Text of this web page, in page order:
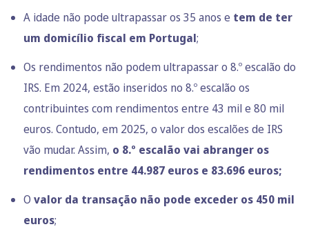
A idade não pode ultrapassar os 35 anos e tem de ter
um domicílio fiscal em Portugal;
Os rendimentos não podem ultrapassar o 8.º escalão do
IRS. Em 2024, estão inseridos no 8.º escalão os
contribuintes com rendimentos entre 43 mil e 80 mil
euros. Contudo, em 2025, o valor dos escalões de IRS
vão mudar. Assim, o 8.º escalão vai abranger os
rendimentos entre 44.987 euros e 83.696 euros;
O valor da transação não pode exceder os 450 mil
euros;